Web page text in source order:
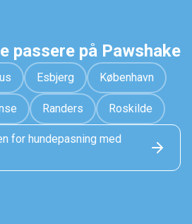
passere på Pawshake
Esbjerg København
Randers Roskilde
for hundepasning med